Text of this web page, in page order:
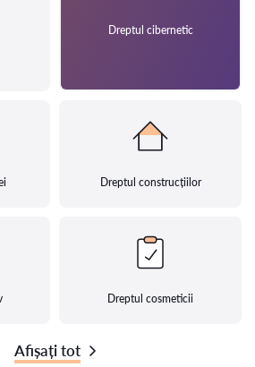
Dreptul cibernetic
Dreptul construcțiilor
Dreptul cosmeticii
Afișați tot